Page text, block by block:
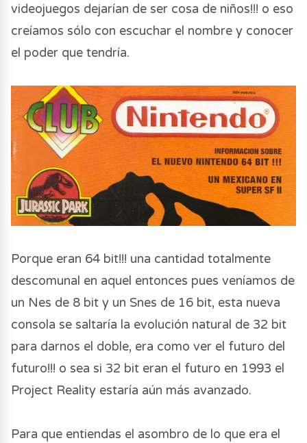
videojuegos dejarían de ser cosa de niños!!! o eso
creíamos sólo con escuchar el nombre y conocer
el poder que tendría.
Porque eran 64 bit!!! una cantidad totalmente
descomunal en aquel entonces pues veníamos de
un Nes de 8 bit y un Snes de 16 bit, esta nueva
consola se saltaría la evolución natural de 32 bit
para darnos el doble, era como ver el futuro del
futuro!!! o sea si 32 bit eran el futuro en 1993 el
Project Reality estaría aún más avanzado.
Para que entiendas el asombro de lo que era el